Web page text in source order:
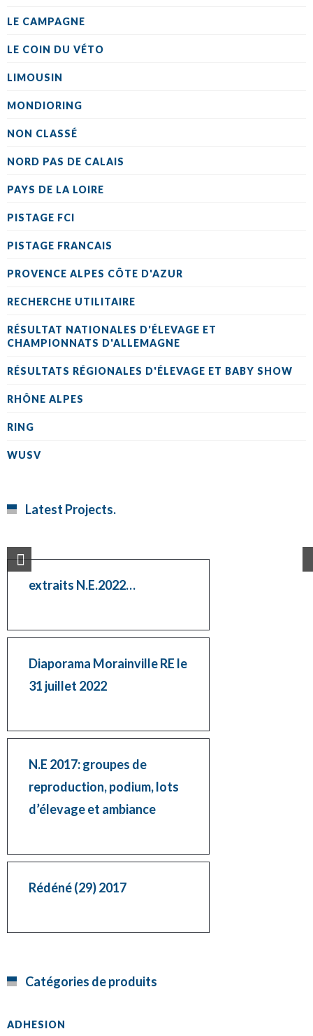
LE CAMPAGNE
LE COIN DU VÉTO
LIMOUSIN
MONDIORING
NON CLASSÉ
NORD PAS DE CALAIS
PAYS DE LA LOIRE
PISTAGE FCI
PISTAGE FRANCAIS
PROVENCE ALPES CÔTE D'AZUR
RECHERCHE UTILITAIRE
RÉSULTAT NATIONALES D'ÉLEVAGE ET
CHAMPIONNATS D'ALLEMAGNE
RÉSULTATS RÉGIONALES D'ÉLEVAGE ET BABY SHOW
RHÔNE ALPES
RING
WUSV
Latest Projects.
extraits N.E.2022…
Diaporama Morainville RE le
31 juillet 2022
N.E 2017: groupes de
reproduction, podium, lots
d’élevage et ambiance
Rédéné (29) 2017
Catégories de produits
ADHESION